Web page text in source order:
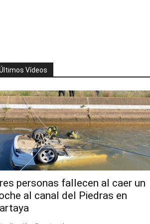
Vídeos
personas fallecen al caer un
al canal del Piedras en